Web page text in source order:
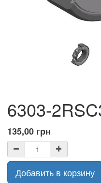
6303-
135,00 грн
Добавить в корзину